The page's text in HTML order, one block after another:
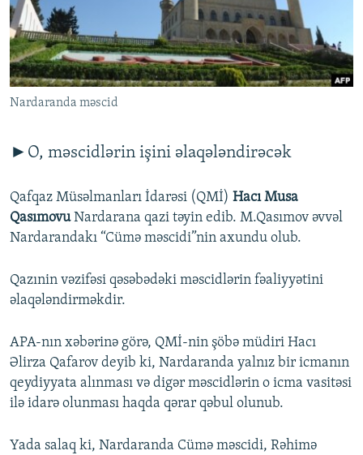
İNFOQRAFIKA
KARIKATURA
AZƏRBAYCAN ƏDƏBIYYATI KITABXANASI
İSLAM VƏ DEMOKRATIYA
İZ - MƏDƏNIYYƏT PROQRAMI
MISSIYAMIZ
PEŞƏ ETIKASI VƏ JURNALISTIKA STANDARTLARIMIZ
MATERIALLARIMIZDAN ISTIFADƏ
AZADLIQRADIOSU MOBIL TELEFONUNUZDA
XƏBƏR BÜLLETENLƏRIMIZ
BIZI IZLƏ
RFE/RL-in bütün saytları
Nardaranda məscid
►O, məscidlərin işini əlaqələndirəcək
Qafqaz Müsəlmanları İdarəsi (QMİ) Hacı Musa
QasımovuNardarana qazi təyin edib. M.Qasımov əvvəl
Nardarandakı “Cümə məscidi”nin axundu olub.
Qazınin vəzifəsi qəsəbədəki məscidlərin fəaliyyətini
əlaqələndirməkdir.
APA-nın xəbərinə görə, QMİ-nin şöbə müdiri Hacı
Əlirza Qafarov deyib ki, Nardaranda yalnız bir icmanın
qeydiyyata alınması və digər məscidlərin o icma vasitəsi
ilə idarə olunması haqda qərar qəbul olunub.
Yada salaq ki, Nardaranda Cümə məscidi, Rəhimə